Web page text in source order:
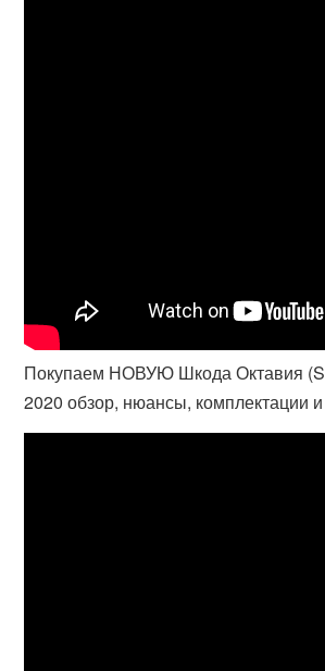
Покупаем НОВУЮ Шкода Октавия
2020 обзор, нюансы, комплектации